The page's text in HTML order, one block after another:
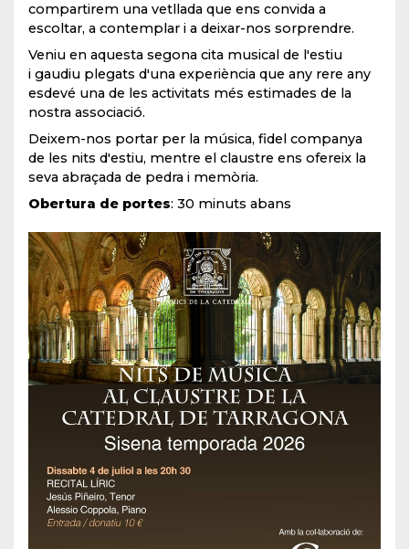
compartirem una vetllada que ens convida a
escoltar, a contemplar i a deixar-nos sorprendre.
Veniu en aquesta segona cita musical de l'estiu
i gaudiu plegats d'una experiència que any rere any
esdevé una de les activitats més estimades de la
nostra associació.
Deixem-nos portar per la música, fidel companya
de les nits d'estiu, mentre el claustre ens ofereix la
seva abraçada de pedra i memòria.
Obertura de portes: 30 minuts abans